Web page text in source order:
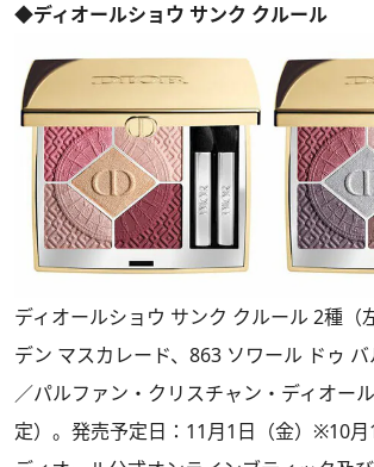
◆ディオールショウ サンク クルール
ディオールショウ サンク クルール 2種（
デン マスカレード、863 ソワール ドゥ
／パルファン・クリスチャン・ディオー
定）。発売予定日：11月1日（金）※10月